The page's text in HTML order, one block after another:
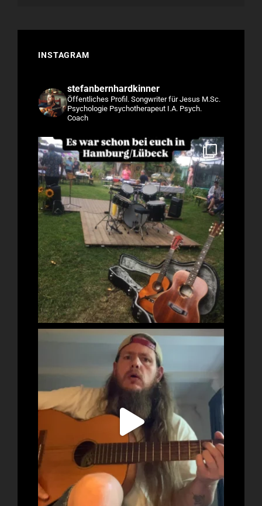
INSTAGRAM
stefanbernhardkinner
Öffentliches Profil. Songwriter für Jesus M.Sc.
Psychologie Psychotherapeut I.A. Psych.
Coach